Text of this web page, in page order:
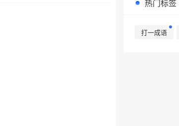
热门标签
打一成语